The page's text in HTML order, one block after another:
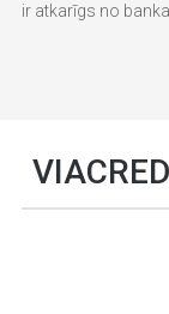
ir atkarīgs no